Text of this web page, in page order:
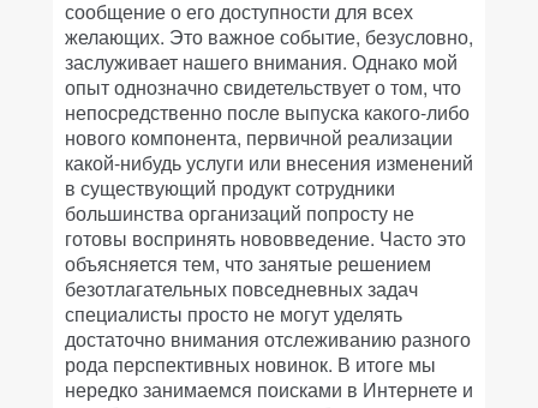
сообщение о его доступности для всех
желающих. Это важное событие, безусловно,
заслуживает нашего внимания. Однако мой
опыт однозначно свидетельствует о том, что
непосредственно после выпуска какого-либо
нового компонента, первичной реализации
какой-нибудь услуги или внесения изменений
в существующий продукт сотрудники
большинства организаций попросту не
готовы воспринять нововведение. Часто это
объясняется тем, что занятые решением
безотлагательных повседневных задач
специалисты просто не могут уделять
достаточно внимания отслеживанию разного
рода перспективных новинок. В итоге мы
нередко занимаемся поисками в Интернете и